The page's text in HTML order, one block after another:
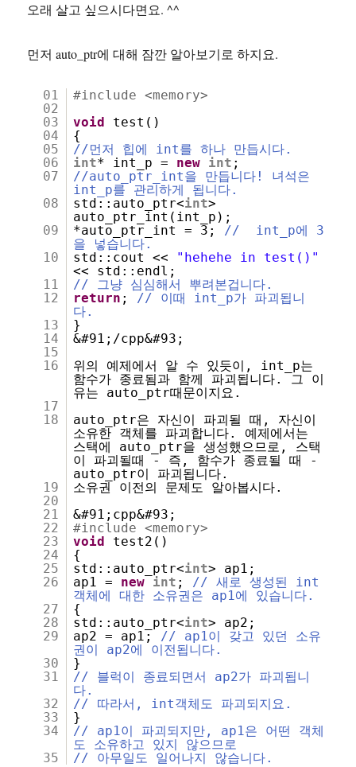
오래 살고 싶으시다면요. ^^
먼저 auto_ptr에 대해 잠깐 알아보기로 하지요.
01
#include <memory>
02
03
void
test()
04
{
05
//먼저 힙에 int를 하나 만듭시다.
06
int* int_p = new int ;
07
//auto_ptr_int을 만듭니다! 녀석은
int_p를 관리하게 됩니다.
08
std::auto_ptr<int>
auto_ptr_int(int_p);
09
*auto_ptr_int = 3; // int_p에 3
을 넣습니다.
10
std::cout << "hehehe in test()"
<< std::endl;
11
// 그냥 심심해서 뿌려본겁니다.
12
return ; // 이때 int_p가 파괴됩니
다.
13
}
14
&#91;/cpp&#93;
15
16
위의 예제에서 알 수 있듯이, int_p는
함수가 종료됨과 함께 파괴됩니다. 그 이
유는 auto_ptr때문이지요.
17
18
auto_ptr은 자신이 파괴될 때, 자신이
소유한 객체를 파괴합니다. 예제에서는
스택에 auto_ptr을 생성했으므로, 스택
이 파괴될때 - 즉, 함수가 종료될 때 -
auto_ptr이 파괴됩니다.
19
소유권 이전의 문제도 알아봅시다.
20
21
&#91;cpp&#93;
22
#include <memory>
23
void
test2()
24
{
25
std::auto_ptr<int> ap1;
26
ap1 = new int ; // 새로 생성된 int
객체에 대한 소유권은 ap1에 있습니다.
27
{
28
std::auto_ptr<int> ap2;
29
ap2 = ap1; // ap1이 갖고 있던 소유
권이 ap2에 이전됩니다.
30
}
31
// 블럭이 종료되면서 ap2가 파괴됩니
다.
32
// 따라서, int객체도 파괴되지요.
33
}
34
// ap1이 파괴되지만, ap1은 어떤 객체
도 소유하고 있지 않으므로
35
// 아무일도 일어나지 않습니다.